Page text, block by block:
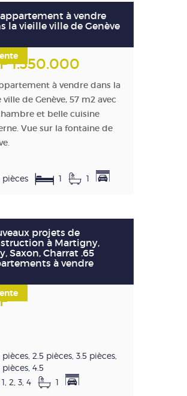
à vendre
la vieille ville de Genève
1.350.000
à vendre dans la
ville de Genève, 57 m2 avec
et belle cuisine
Vue sur la fontaine de
pièces 1 1
projets de
à Martigny,
Saxon, Charrat .65
à vendre
pièces, 2.5 pièces, 3.5 pièces,
pièces, 4.5
1, 2, 3, 4
1